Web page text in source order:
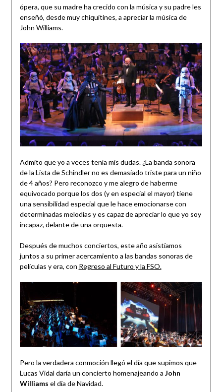
ópera, que su madre ha crecido con la música y su padre les
enseñó, desde muy chiquitines, a apreciar la música de
John Williams.
Admito que yo a veces tenía mis dudas. ¿La banda sonora
de la Lista de Schindler no es demasiado triste para un niño
de 4 años? Pero reconozco y me alegro de haberme
equivocado porque los dos (y en especial el mayor) tiene
una sensibilidad especial que le hace emocionarse con
determinadas melodías y es capaz de apreciar lo que yo soy
incapaz, delante de una orquesta.
Después de muchos conciertos, este año asistíamos
juntos a su primer acercamiento a las bandas sonoras de
películas y era, con Regreso al Futuro y la FSO.
Pero la verdadera conmoción llegó el día que supimos que
Lucas Vidal daría un concierto homenajeando a John
Williams el día de Navidad.